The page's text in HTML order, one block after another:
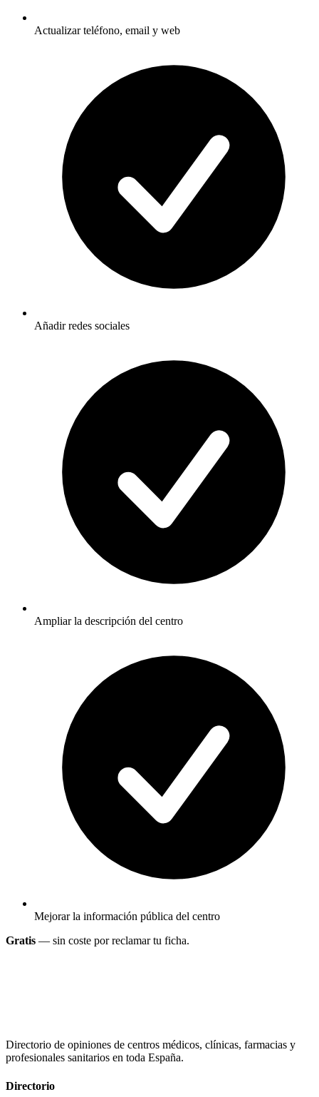
Actualizar teléfono, email y web
Añadir redes sociales
Ampliar la descripción del centro
Mejorar la información pública del centro
Gratis — sin coste por reclamar tu ficha.
Directorio de opiniones de centros médicos, clínicas, farmacias y
profesionales sanitarios en toda España.
Directorio